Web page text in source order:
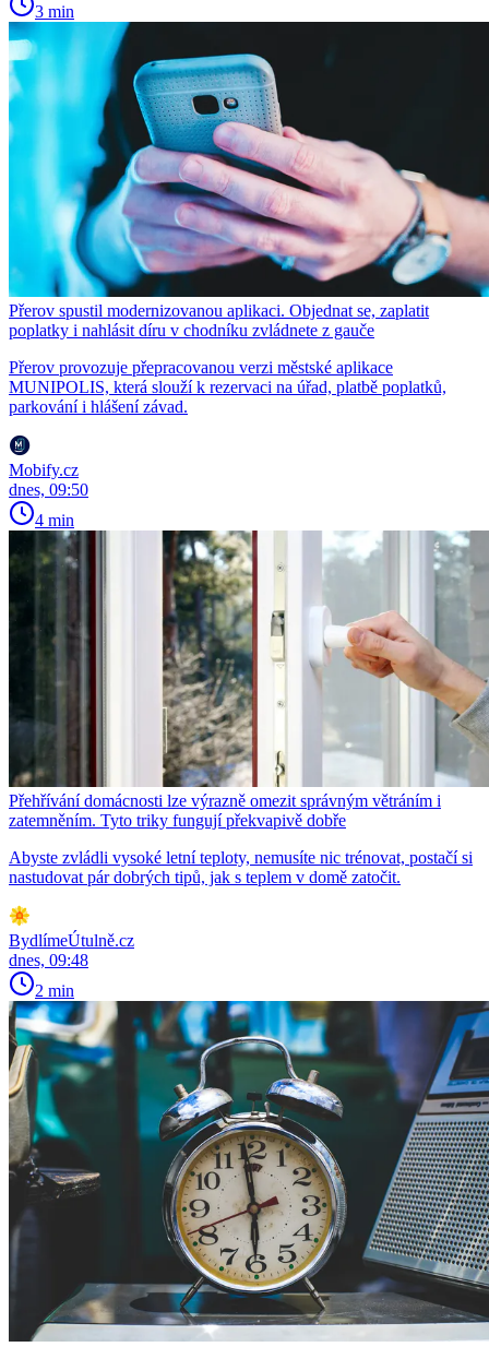
3 min
Přerov spustil modernizovanou aplikaci. Objednat se, zaplatit
poplatky i nahlásit díru v chodníku zvládnete z gauče
Přerov provozuje přepracovanou verzi městské aplikace
MUNIPOLIS, která slouží k rezervaci na úřad, platbě poplatků,
parkování i hlášení závad.
Mobify.cz
dnes, 09:50
4 min
Přehřívání domácnosti lze výrazně omezit správným větráním i
zatemněním. Tyto triky fungují překvapivě dobře
Abyste zvládli vysoké letní teploty, nemusíte nic trénovat, postačí si
nastudovat pár dobrých tipů, jak s teplem v domě zatočit.
BydlímeÚtulně.cz
dnes, 09:48
2 min